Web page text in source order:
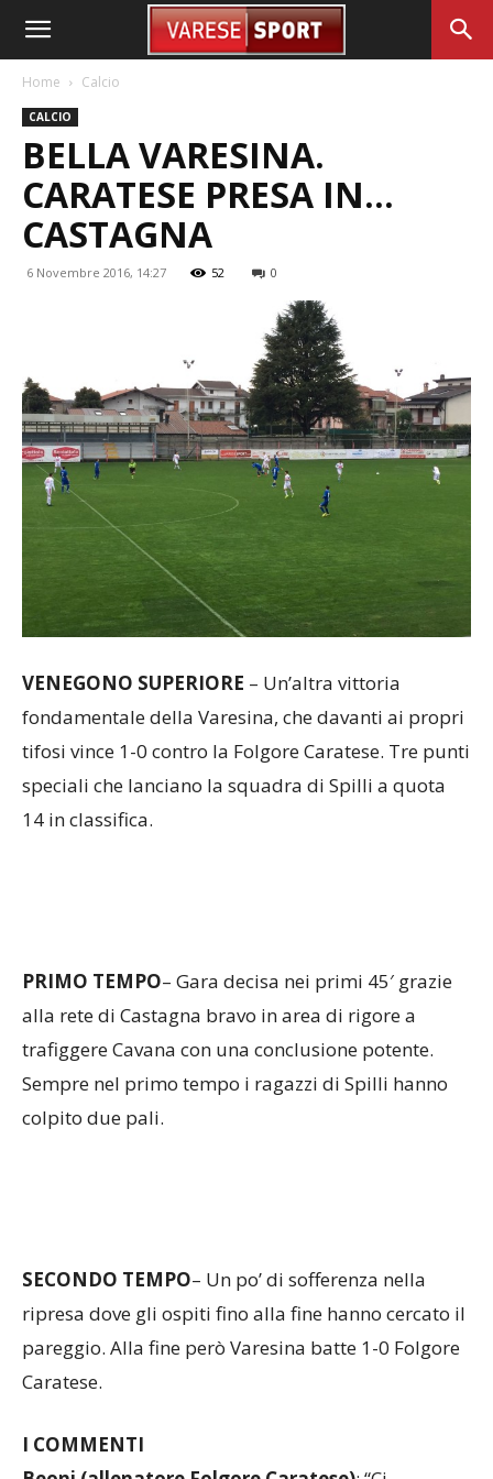
Home Calcio
CALCIO
BELLA VARESINA.
CARATESE PRESA IN…
CASTAGNA
6 Novembre 2016, 14:27 52 0
VENEGONO SUPERIORE – Un’altra vittoria
fondamentale della Varesina, che davanti ai propri
tifosi vince 1-0 contro la Folgore Caratese. Tre punti
speciali che lanciano la squadra di Spilli a quota
14 in classifica.
PRIMO TEMPO– Gara decisa nei primi 45′ grazie
alla rete di Castagna bravo in area di rigore a
trafiggere Cavana con una conclusione potente.
Sempre nel primo tempo i ragazzi di Spilli hanno
colpito due pali.
SECONDO TEMPO– Un po’ di sofferenza nella
ripresa dove gli ospiti fino alla fine hanno cercato il
pareggio. Alla fine però Varesina batte 1-0 Folgore
Caratese.
I COMMENTI